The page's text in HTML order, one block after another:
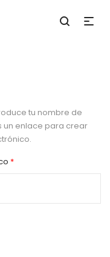
tu nombre de
un enlace para crear
*Obligatorio